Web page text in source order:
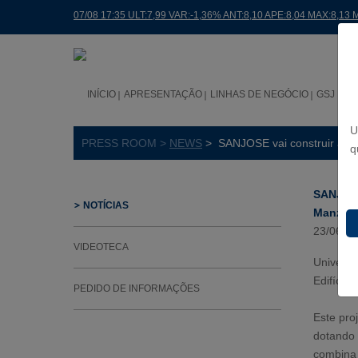
07/08 17:35 ULT:7,99 VAR:-1,36% ANT:8,10 APE:8,04 MAX:8,13
INÍCIO APRESENTAÇÃO LINHAS DE NEGÓCIO GSJ NO
PRESS ROOM > NEWS > SANJOSE vai construir a
NOTÍCIAS
VIDEOTECA
PEDIDO DE INFORMAÇÕES
23/06/
Edifício
Este
dotando